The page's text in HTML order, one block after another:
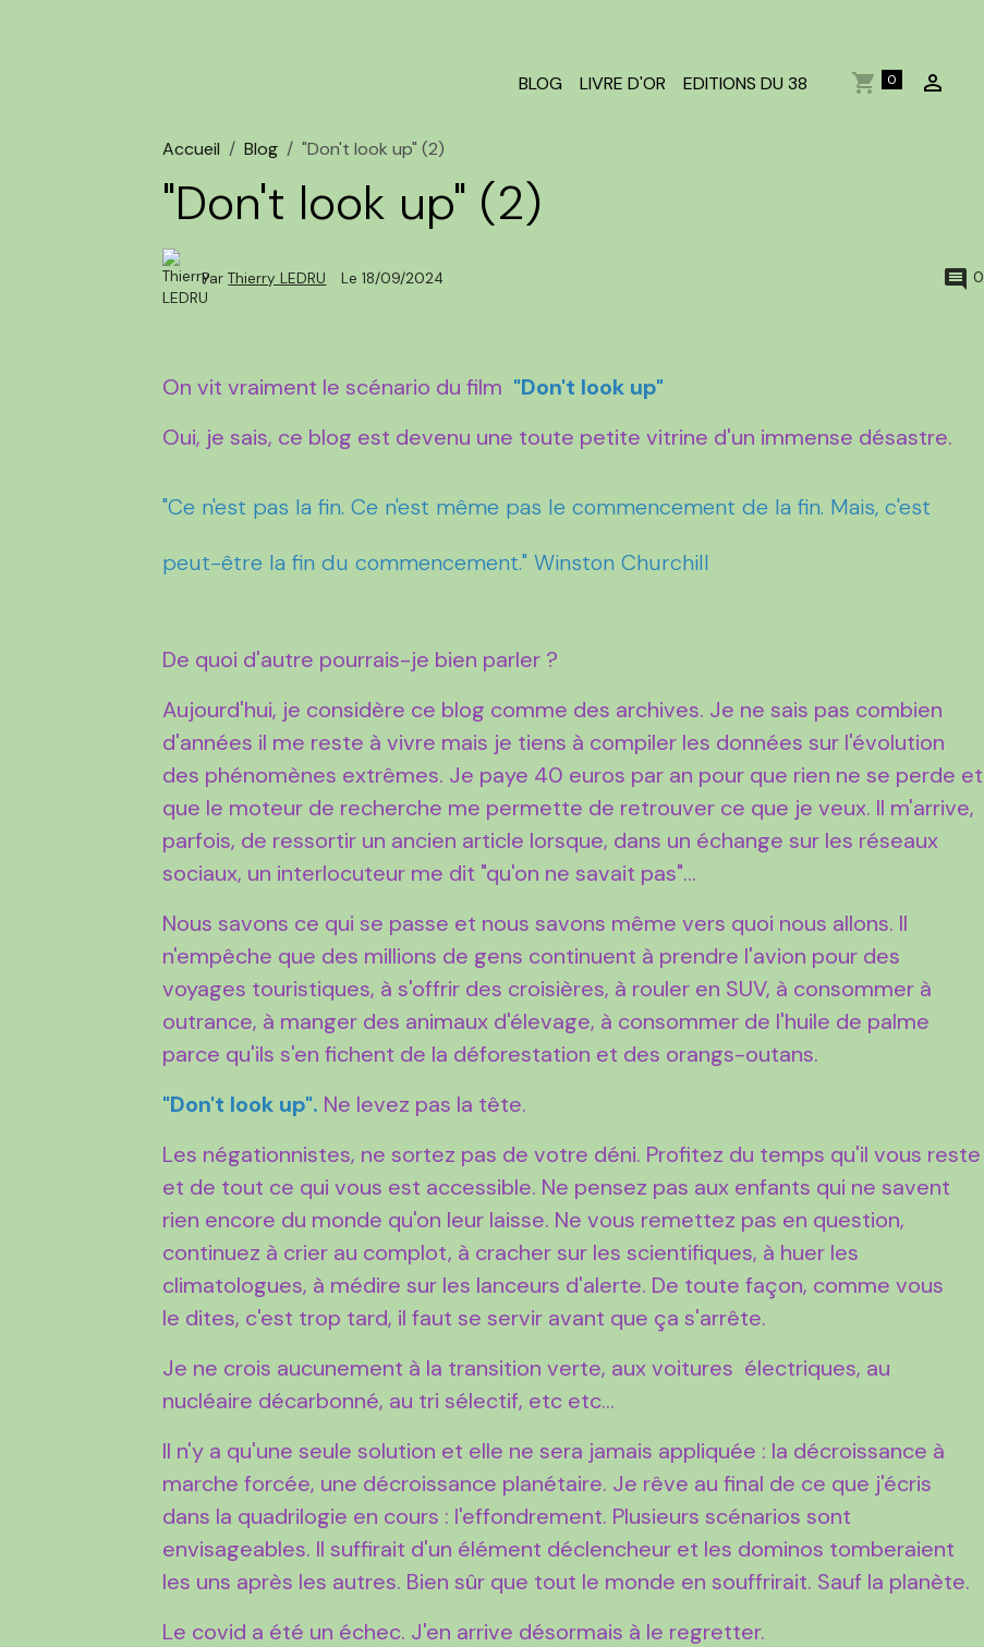
BLOG LIVRE D'OR EDITIONS DU 38 0
Accueil Blog "Don't look up" (2)
"Don't look up" (2)
ParThierry LEDRU Le 18/09/2024 0
On vit vraiment le scénario du film "Don't look up"
Oui, je sais, ce blog est devenu une toute petite vitrine d'un immense désastre.
"Ce n'est pas la fin. Ce n'est même pas le commencement de la fin. Mais, c'est
peut-être la fin du commencement." Winston Churchill
De quoi d'autre pourrais-je bien parler ?
Aujourd'hui, je considère ce blog comme des archives. Je ne sais pas combien
d'années il me reste à vivre mais je tiens à compiler les données sur l'évolution
des phénomènes extrêmes. Je paye 40 euros par an pour que rien ne se perde et
que le moteur de recherche me permette de retrouver ce que je veux. Il m'arrive,
parfois, de ressortir un ancien article lorsque, dans un échange sur les réseaux
sociaux, un interlocuteur me dit "qu'on ne savait pas"...
Nous savons ce qui se passe et nous savons même vers quoi nous allons. Il
n'empêche que des millions de gens continuent à prendre l'avion pour des
voyages touristiques, à s'offrir des croisières, à rouler en SUV, à consommer à
outrance, à manger des animaux d'élevage, à consommer de l'huile de palme
parce qu'ils s'en fichent de la déforestation et des orangs-outans.
"Don't look up". Ne levez pas la tête.
Les négationnistes, ne sortez pas de votre déni. Profitez du temps qu'il vous reste
et de tout ce qui vous est accessible. Ne pensez pas aux enfants qui ne savent
rien encore du monde qu'on leur laisse. Ne vous remettez pas en question,
continuez à crier au complot, à cracher sur les scientifiques, à huer les
climatologues, à médire sur les lanceurs d'alerte. De toute façon, comme vous
le dites, c'est trop tard, il faut se servir avant que ça s'arrête.
Je ne crois aucunement à la transition verte, aux voitures électriques, au
nucléaire décarbonné, au tri sélectif, etc etc...
Il n'y a qu'une seule solution et elle ne sera jamais appliquée : la décroissance à
marche forcée, une décroissance planétaire. Je rêve au final de ce que j'écris
dans la quadrilogie en cours : l'effondrement. Plusieurs scénarios sont
envisageables. Il suffirait d'un élément déclencheur et les dominos tomberaient
les uns après les autres. Bien sûr que tout le monde en souffrirait. Sauf la planète.
Le covid a été un échec. J'en arrive désormais à le regretter.